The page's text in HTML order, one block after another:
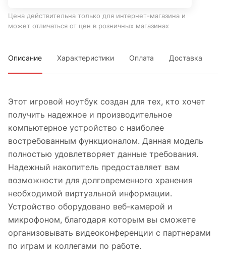
Цена действительна только для интернет-магазина и
может отличаться от цен в розничных магазинах
Описание Характеристики Оплата Доставка
Этот игровой ноутбук создан для тех, кто хочет
получить надежное и производительное
компьютерное устройство с наиболее
востребованным функционалом. Данная модель
полностью удовлетворяет данные требования.
Надежный накопитель предоставляет вам
возможности для долговременного хранения
необходимой виртуальной информации.
Устройство оборудовано веб-камерой и
микрофоном, благодаря которым вы сможете
организовывать видеоконференции с партнерами
по играм и коллегами по работе.